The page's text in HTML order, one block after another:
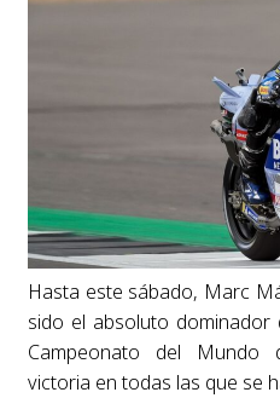
Hasta este sábado, Marc
sido el absoluto
Campeonato del Mundo
victoria en todas las que se